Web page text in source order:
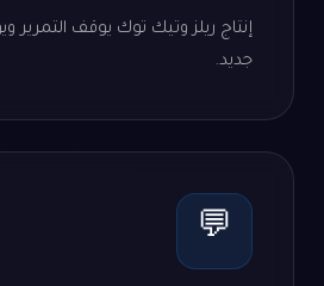
إنتاج ريلز وتيك توك يوقف
جديد.
💬